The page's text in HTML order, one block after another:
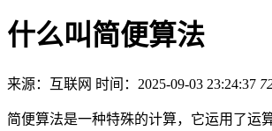
什么叫简便算法
来源：互联网 时间：2025-09-03 23:24:37
简便算法是一种特殊的计算，它运用了运